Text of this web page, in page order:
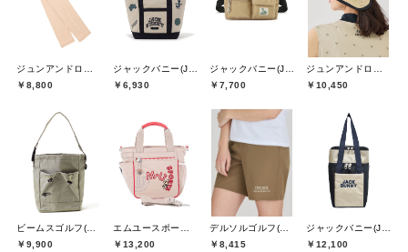
￥8,800
￥6,930
￥7,700
￥10,450
￥9,900
￥13,200
￥8,415
￥12,100